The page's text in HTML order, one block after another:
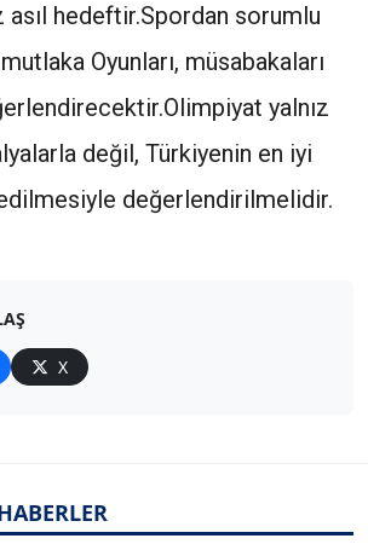
asıl hedeftir.Spordan sorumlu
Oyunları, müsabakaları
yalnız
değil, Türkiyenin en iyi
değerlendirilmelidir.
X